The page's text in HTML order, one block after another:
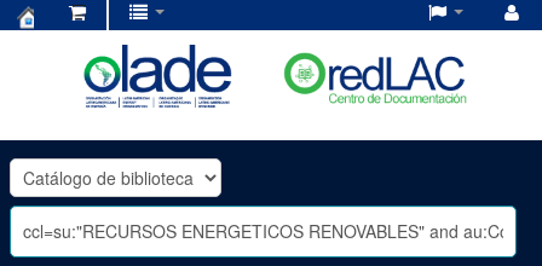
OLADE
-